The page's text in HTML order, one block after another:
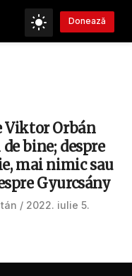
Donează
Viktor Orbán
bine; despre
mai nimic sau
Gyurcsány
2022. iulie 5.